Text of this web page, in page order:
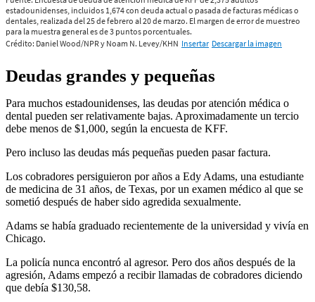
Deudas grandes y pequeñas
Para muchos estadounidenses, las deudas por atención médica o
dental pueden ser relativamente bajas. Aproximadamente un tercio
debe menos de $1,000, según la encuesta de KFF.
Pero incluso las deudas más pequeñas pueden pasar factura.
Los cobradores persiguieron por años a Edy Adams, una estudiante
de medicina de 31 años, de Texas, por un examen médico al que se
sometió después de haber sido agredida sexualmente.
Adams se había graduado recientemente de la universidad y vivía en
Chicago.
La policía nunca encontró al agresor. Pero dos años después de la
agresión, Adams empezó a recibir llamadas de cobradores diciendo
que debía $130,58.